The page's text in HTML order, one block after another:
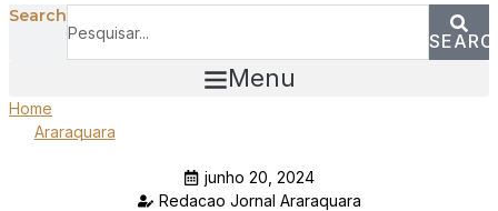
Search
Menu
Home
Araraquara
junho 20, 2024
Redacao Jornal Araraquara